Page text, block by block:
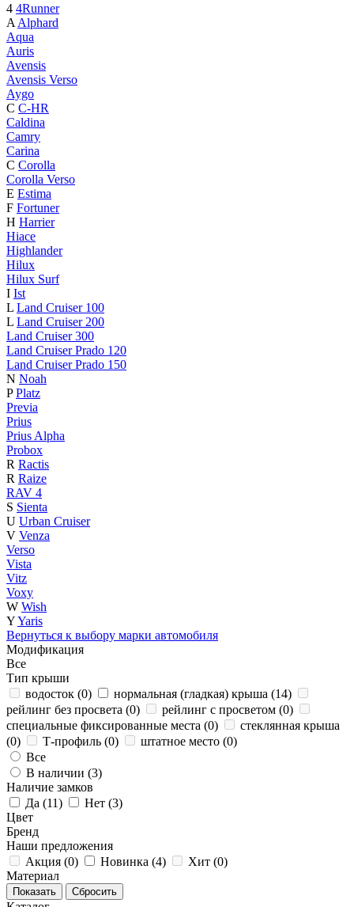
4 4Runner
A Alphard
Aqua
Auris
Avensis
Avensis Verso
Aygo
C C-HR
Caldina
Camry
Carina
C Corolla
Corolla Verso
E Estima
F Fortuner
H Harrier
Hiace
Highlander
Hilux
Hilux Surf
I Ist
L Land Cruiser 100
L Land Cruiser 200
Land Cruiser 300
Land Cruiser Prado 120
Land Cruiser Prado 150
N Noah
P Platz
Previa
Prius
Prius Alpha
Probox
R Ractis
R Raize
RAV 4
S Sienta
U Urban Cruiser
V Venza
Verso
Vista
Vitz
Voxy
W Wish
YYaris
Вернуться к выбору марки автомобиля
Модификация
Все
Тип крыши
водосток (0) нормальная (гладкая) крыша (14)
рейлинг без просвета (0) рейлинг с просветом (0)
специальные фиксированные места (0)
стеклянная крыша
(0) Т-профиль (0) штатное место (0)
Все
В наличии (3)
Наличие замков
Да (11) Нет (3)
Цвет
Бренд
Наши предложения
Акция (0) Новинка (4) Хит (0)
Материал